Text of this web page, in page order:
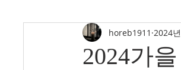
2024가
horeb1911 2024